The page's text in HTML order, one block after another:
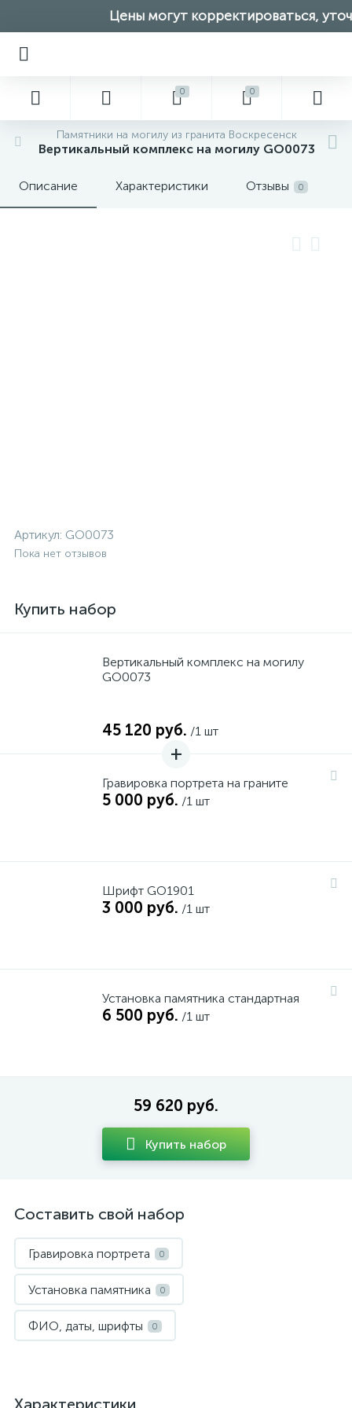
Цены могут корректироваться,
0 0
Памятники на могилу из гранита Воскресенск
Вертикальный комплекс на могилу GO0073
Описание Характеристики Отзывы 0
Артикул: GO0073
Пока нет отзывов
Купить набор
Вертикальный комплекс на могилу
GO0073
45 120 руб. /1 шт
Гравировка портрета на граните
5 000 руб. /1 шт
Шрифт GO1901
3 000 руб. /1 шт
Установка памятника стандартная
6 500 руб. /1 шт
59 620 руб.
Купить набор
Составить свой набор
Гравировка портрета 0
Установка памятника 0
ФИО, даты, шрифты 0
Характеристики